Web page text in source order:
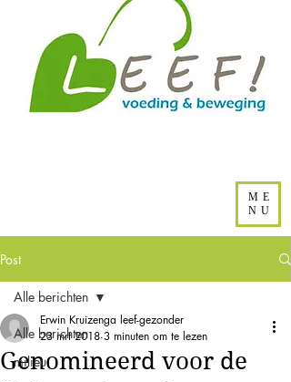
ME
NU
Post
Alle berichten
milieu
Alle berichten
Genomineerd voor de
Erwin Kruizenga leef-gezonder
23 mrt 2018 3 minuten om te lezen